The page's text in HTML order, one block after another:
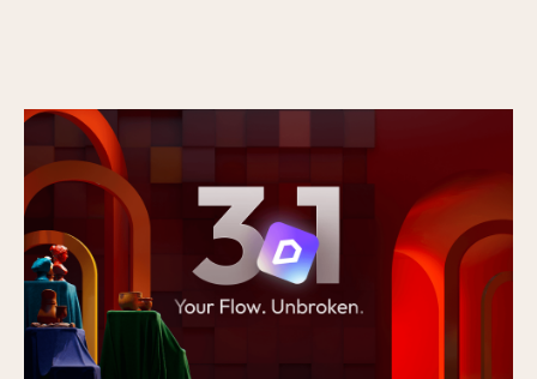
Nieuw in D5 3.1: van rendering naar een
volledig presentatieplatform
Gepubliceerd op 16/7/2026